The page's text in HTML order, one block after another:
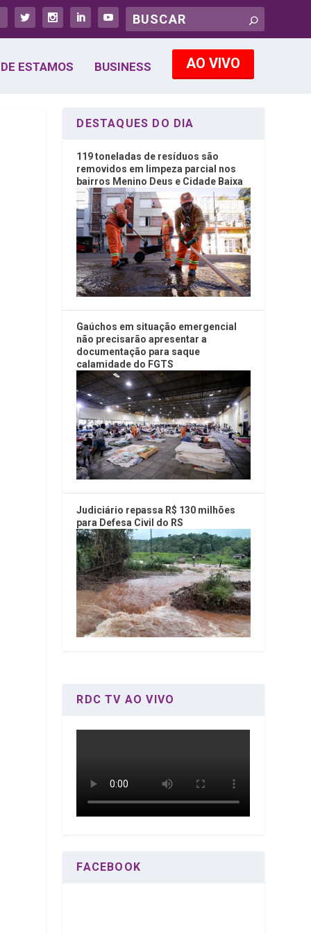
ESTAMOS BUSINESS AO VIVO
DESTAQUES DO DIA
119 toneladas de resíduos são
removidos em limpeza parcial nos
bairros Menino Deus e Cidade Baixa
Gaúchos em situação emergencial
não precisarão apresentar a
documentação para saque
calamidade do FGTS
Judiciário repassa R$ 130 milhões
para Defesa Civil do RS
RDC TV AO VIVO
FACEBOOK